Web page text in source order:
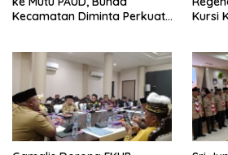
Kecamatan Diminta Perkuat
Kursi